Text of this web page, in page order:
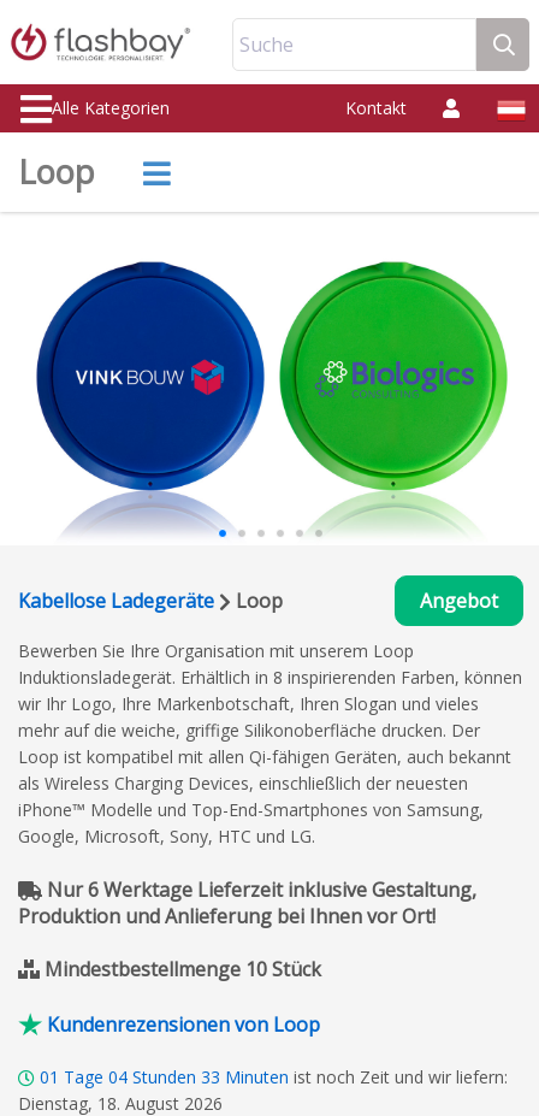
Suche
Alle Kategorien Kontakt
Loop
Kabellose Ladegeräte Loop Angebot
Bewerben Sie Ihre Organisation mit unserem Loop
Induktionsladegerät. Erhältlich in 8 inspirierenden Farben, können
wir Ihr Logo, Ihre Markenbotschaft, Ihren Slogan und vieles
mehr auf die weiche, griffige Silikonoberfläche drucken. Der
Loop ist kompatibel mit allen Qi-fähigen Geräten, auch bekannt
als Wireless Charging Devices, einschließlich der neuesten
iPhone™ Modelle und Top-End-Smartphones von Samsung,
Google, Microsoft, Sony, HTC und LG.
Nur 6 Werktage Lieferzeit inklusive Gestaltung,
Produktion und Anlieferung bei Ihnen vor Ort!
Mindestbestellmenge 10 Stück
Kundenrezensionen von Loop
01 Tage 04 Stunden 33 Minuten ist noch Zeit und wir liefern:
Dienstag, 18. August 2026